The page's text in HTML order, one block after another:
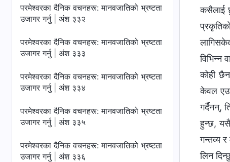
परमेश्‍वरका दैनिक वचनहरू: मानवजातिको भ्रष्टता
उजागर गर्नु | अंश ३३२
परमेश्‍वरका दैनिक वचनहरू: मानवजातिको भ्रष्टता
उजागर गर्नु | अंश ३३३
परमेश्‍वरका दैनिक वचनहरू: मानवजातिको भ्रष्टता
उजागर गर्नु | अंश ३३४
परमेश्‍वरका दैनिक वचनहरू: मानवजातिको भ्रष्टता
उजागर गर्नु | अंश ३३५
परमेश्‍वरका दैनिक वचनहरू: मानवजातिको भ्रष्टता
उजागर गर्नु | अंश ३३६
कसैलाई
विभिन्न
कोही
केवल
गर्दैनन्,
हुन्छ,
गन्तव्य
लिन